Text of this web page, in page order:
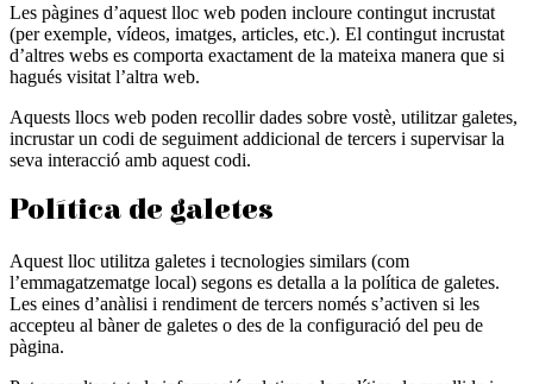
Les pàgines d’aquest lloc web poden incloure contingut incrustat
(per exemple, vídeos, imatges, articles, etc.). El contingut incrustat
d’altres webs es comporta exactament de la mateixa manera que si
hagués visitat l’altra web.
Aquests llocs web poden recollir dades sobre vostè, utilitzar galetes,
incrustar un codi de seguiment addicional de tercers i supervisar la
seva interacció amb aquest codi.
Política de galetes
Aquest lloc utilitza galetes i tecnologies similars (com
l’emmagatzematge local) segons es detalla a la política de galetes.
Les eines d’anàlisi i rendiment de tercers només s’activen si les
accepteu al bàner de galetes o des de la configuració del peu de
pàgina.